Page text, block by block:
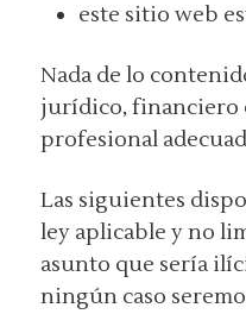
este sitio web
Nada de lo
jurídico, financiero
profesional
Las siguientes
ley aplicable y no
asunto que sería
ningún caso